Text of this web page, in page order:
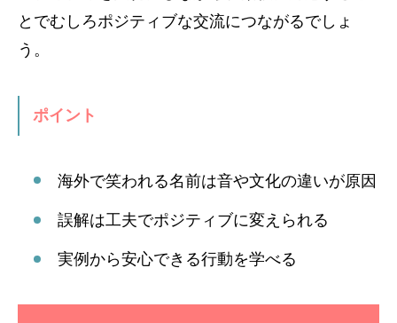
とでむしろポジティブな交流につながるでしょ
う。
ポイント
海外で笑われる名前は音や文化の違いが原因
誤解は工夫でポジティブに変えられる
実例から安心できる行動を学べる